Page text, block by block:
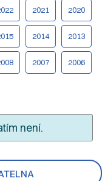
2021 2020
2014 2013
2007 2006
není.